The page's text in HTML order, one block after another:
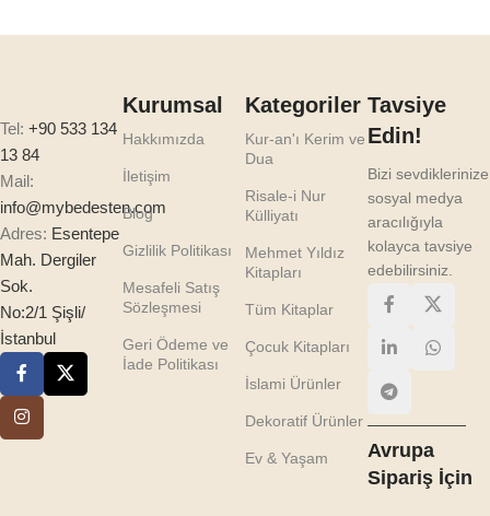
Tel: +90 533 134
13 84
Mail:
info@mybedesten.com
Adres: Esentepe
Mah. Dergiler
Sok.
No:2/1 Şişli/
İstanbul
Kurumsal
Hakkımızda
İletişim
Blog
Gizlilik Politikası
Mesafeli Satış
Sözleşmesi
Geri Ödeme ve
İade Politikası
Kategoriler
Kur-an'ı Kerim ve
Dua
Risale-i Nur
Külliyatı
Mehmet Yıldız
Kitapları
Tüm Kitaplar
Çocuk Kitapları
İslami Ürünler
Dekoratif Ürünler
Ev & Yaşam
Tavsiye
Edin!
Bizi sevdiklerinize
sosyal medya
aracılığıyla
kolayca tavsiye
edebilirsiniz.
Avrupa
Sipariş İçin